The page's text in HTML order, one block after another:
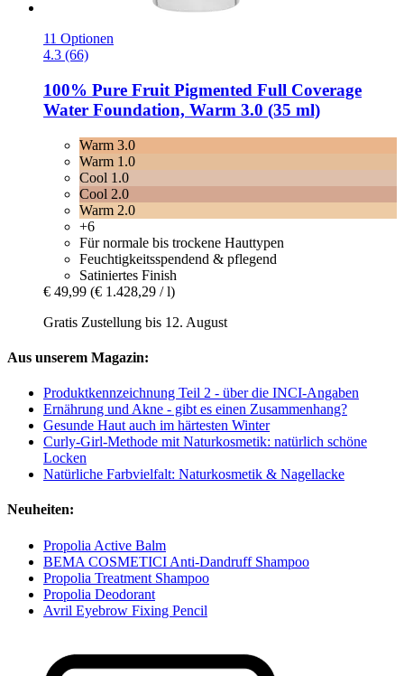
11 Optionen
4.3 (66)
100% Pure Fruit Pigmented Full Coverage
Water Foundation, Warm 3.0 (35 ml)
Warm 3.0
Warm 1.0
Cool 1.0
Cool 2.0
Warm 2.0
+6
Für normale bis trockene Hauttypen
Feuchtigkeitsspendend & pflegend
Satiniertes Finish
€ 49,99 (€ 1.428,29 / l)
Gratis Zustellung bis 12. August
Aus unserem Magazin:
Produktkennzeichnung Teil 2 - über die INCI-Angaben
Ernährung und Akne - gibt es einen Zusammenhang?
Gesunde Haut auch im härtesten Winter
Curly-Girl-Methode mit Naturkosmetik: natürlich schöne
Locken
Natürliche Farbvielfalt: Naturkosmetik & Nagellacke
Neuheiten:
Propolia Active Balm
BEMA COSMETICI Anti-Dandruff Shampoo
Propolia Treatment Shampoo
Propolia Deodorant
Avril Eyebrow Fixing Pencil